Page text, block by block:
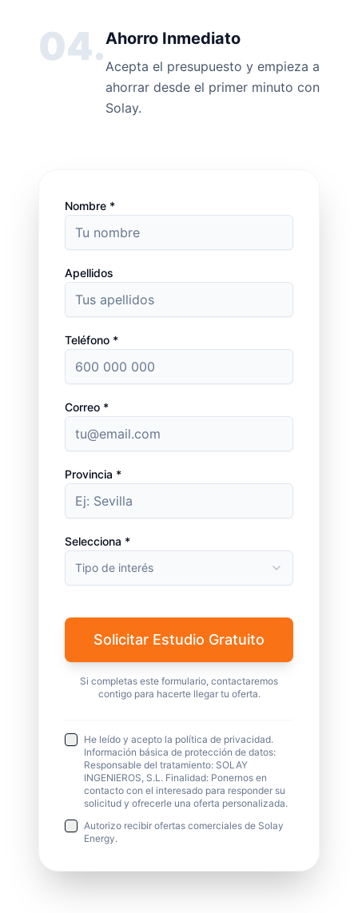
04.Ahorro Inmediato
Acepta el presupuesto y empieza a
ahorrar desde el primer minuto con
Solay.
Nombre *
Apellidos
Teléfono *
Correo *
Provincia *
Selecciona *
Tipo de interés
Solicitar Estudio Gratuito
Si completas este formulario, contactaremos
contigo para hacerte llegar tu oferta.
He leído y acepto la política de privacidad.
Información básica de protección de datos:
Responsable del tratamiento: SOLAY
INGENIEROS, S.L. Finalidad: Ponernos en
contacto con el interesado para responder su
solicitud y ofrecerle una oferta personalizada.
Autorizo recibir ofertas comerciales de Solay
Energy.